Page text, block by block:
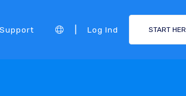
Log Ind START HER